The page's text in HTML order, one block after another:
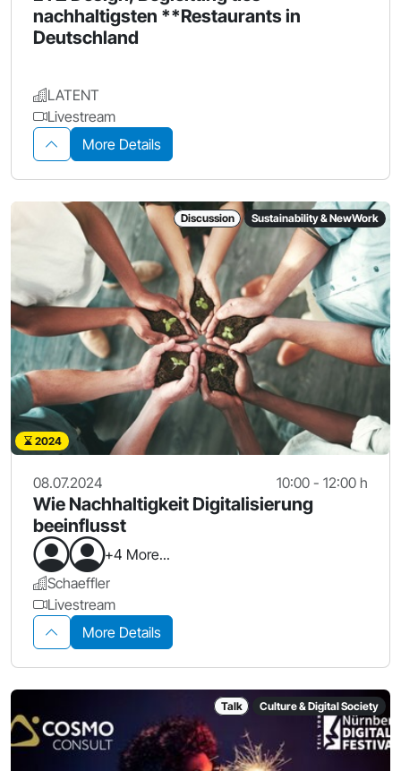
nachhaltigsten **Restaurants in
Deutschland
LATENT
Livestream
More Details
Discussion Sustainability & NewWork
2024
08.07.2024 10:00 - 12:00 h
Wie Nachhaltigkeit Digitalisierung
beeinflusst
+4 More...
Schaeffler
Livestream
More Details
Talk Culture & Digital Society